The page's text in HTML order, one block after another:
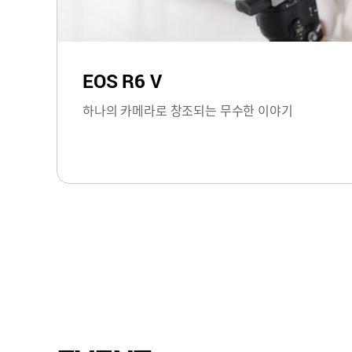
EOS R6 V
하나의 카메라로 창조되는 무수한 이야기